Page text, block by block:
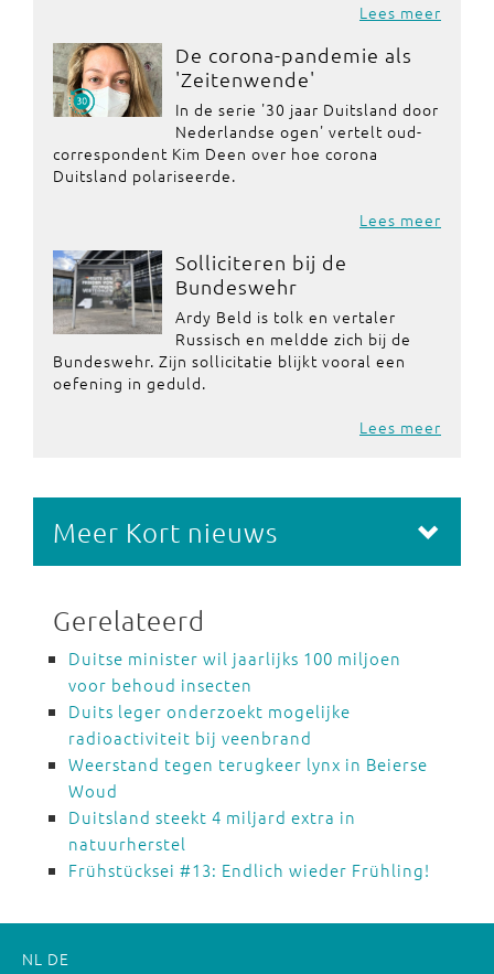
Lees meer
De corona-pandemie als
'Zeitenwende'
In de serie '30 jaar Duitsland door
Nederlandse ogen' vertelt oud-
correspondent Kim Deen over hoe corona
Duitsland polariseerde.
Lees meer
Solliciteren bij de
Bundeswehr
Ardy Beld is tolk en vertaler
Russisch en meldde zich bij de
Bundeswehr. Zijn sollicitatie blijkt vooral een
oefening in geduld.
Lees meer
Meer Kort nieuws
Gerelateerd
Duitse minister wil jaarlijks 100 miljoen
voor behoud insecten
Duits leger onderzoekt mogelijke
radioactiviteit bij veenbrand
Weerstand tegen terugkeer lynx in Beierse
Woud
Duitsland steekt 4 miljard extra in
natuurherstel
Frühstücksei #13: Endlich wieder Frühling!
NL DE